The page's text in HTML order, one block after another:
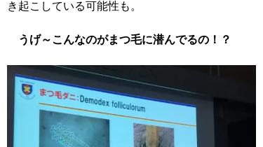
き起こしている可能性も。
うげ～こんなのがまつ毛に潜んでるの！？